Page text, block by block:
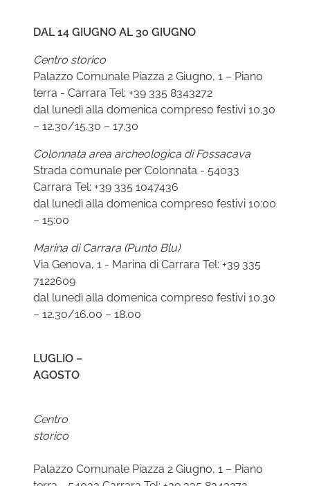
DAL 14 GIUGNO AL 30 GIUGNO
Centro storico
Palazzo Comunale Piazza 2 Giugno, 1 – Piano
terra - Carrara Tel: +39 335 8343272
dal lunedì alla domenica compreso festivi 10.30
– 12.30/15.30 – 17.30
Colonnata area archeologica di Fossacava
Strada comunale per Colonnata - 54033
Carrara Tel: +39 335 1047436
dal lunedì alla domenica compreso festivi 10:00
– 15:00
Marina di Carrara (Punto Blu)
Via Genova, 1 - Marina di Carrara Tel: +39 335
7122609
dal lunedì alla domenica compreso festivi 10.30
– 12.30/16.00 – 18.00
LUGLIO –
Centro
Palazzo Comunale Piazza 2 Giugno, 1 – Piano